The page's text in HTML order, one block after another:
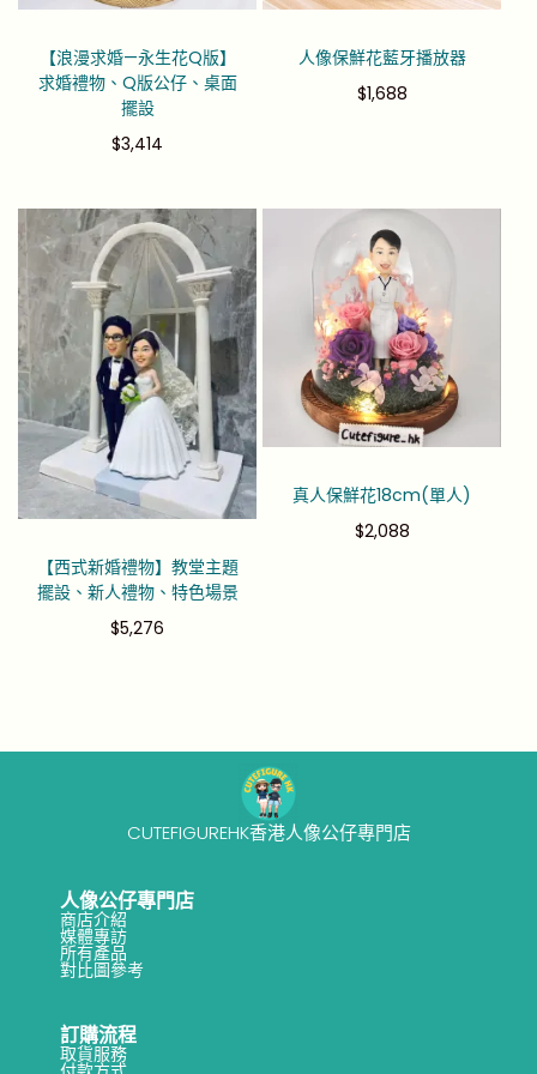
【浪漫求婚—永生花Q版】
求婚禮物、Q版公仔、桌面
擺設
$3,414
人像保鮮花藍牙播放器
$1,688
【西式新婚禮物】教堂主題
擺設、新人禮物、特色場景
$5,276
真人保鮮花18cm(單人)
$2,088
CUTEFIGUREHK香港人像公仔專門店
人像公仔專門店
商店介紹
媒體專訪
所有產品
對比圖參考
訂購流程
取貨服務